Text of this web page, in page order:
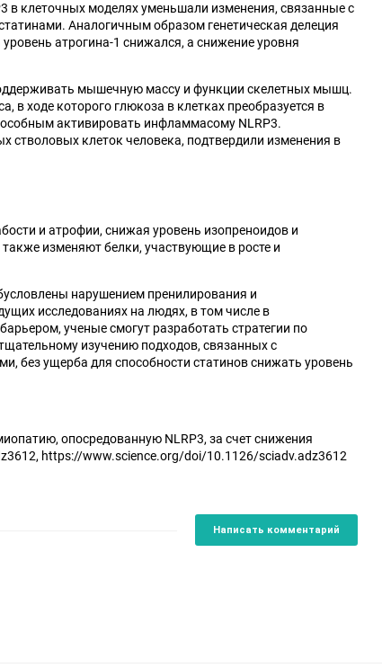
в клеточных моделях уменьшали изменения, связанные с
Аналогичным образом генетическая делеция
атрогина-1 снижался, а снижение уровня
мышечную массу и функции скелетных мышц.
ходе которого глюкоза в клетках преобразуется в
активировать инфламмасому NLRP3.
клеток человека, подтвердили изменения в
и атрофии, снижая уровень изопреноидов и
изменяют белки, участвующие в росте и
нарушением пренилирования и
исследованиях на людях, в том числе в
ученые смогут разработать стратегии по
изучению подходов, связанных с
без ущерба для способности статинов снижать уровень
опосредованную NLRP3, за счет снижения
https://www.science.org/doi/10.1126/sciadv.adz3612
Написать комментарий